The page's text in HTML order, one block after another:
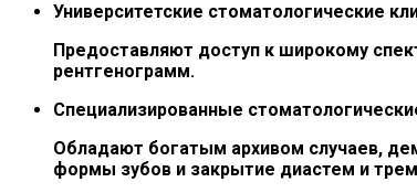
Университетские стоматологические
Предоставляют доступ к широкому
рентгенограмм.
Специализированные
Обладают богатым архивом случаев,
формы зубов и закрытие диастем и